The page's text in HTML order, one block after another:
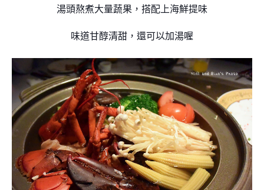
湯頭熬煮大量蔬果，搭配上海鮮提味
味道甘醇清甜，還可以加湯喔